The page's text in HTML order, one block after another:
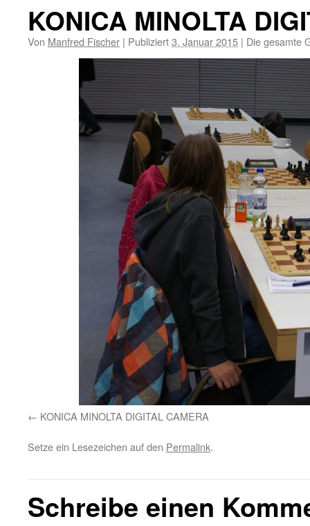
KONICA MINOLTA
Von Manfred Fischer | Publiziert3. Januar 2015 | Die gesamte
KONICA MINOLTA DIGITAL CAMERA
Setze ein Lesezeichen auf den Permalink.
Schreibe einen